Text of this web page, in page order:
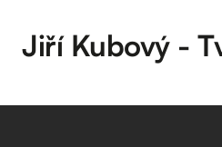
Jiří Kubový -